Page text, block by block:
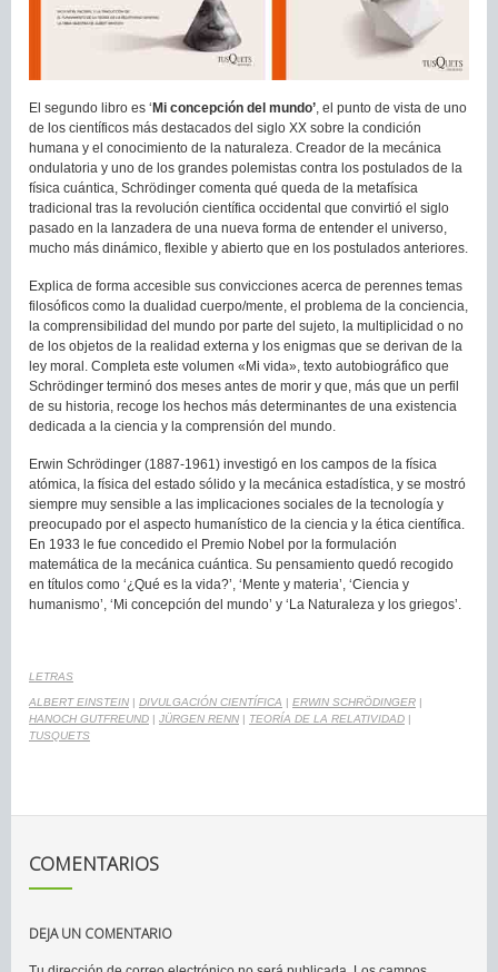
El segundo libro es ‘Mi concepción del mundo’ , el punto de vista de uno
de los científicos más destacados del siglo XX sobre la condición
humana y el conocimiento de la naturaleza. Creador de la mecánica
ondulatoria y uno de los grandes polemistas contra los postulados de la
física cuántica, Schrödinger comenta qué queda de la metafísica
tradicional tras la revolución científica occidental que convirtió el siglo
pasado en la lanzadera de una nueva forma de entender el universo,
mucho más dinámico, flexible y abierto que en los postulados anteriores.
Explica de forma accesible sus convicciones acerca de perennes temas
filosóficos como la dualidad cuerpo/mente, el problema de la conciencia,
la comprensibilidad del mundo por parte del sujeto, la multiplicidad o no
de los objetos de la realidad externa y los enigmas que se derivan de la
ley moral. Completa este volumen «Mi vida», texto autobiográfico que
Schrödinger terminó dos meses antes de morir y que, más que un perfil
de su historia, recoge los hechos más determinantes de una existencia
dedicada a la ciencia y la comprensión del mundo.
Erwin Schrödinger (1887-1961) investigó en los campos de la física
atómica, la física del estado sólido y la mecánica estadística, y se mostró
siempre muy sensible a las implicaciones sociales de la tecnología y
preocupado por el aspecto humanístico de la ciencia y la ética científica.
En 1933 le fue concedido el Premio Nobel por la formulación
matemática de la mecánica cuántica. Su pensamiento quedó recogido
en títulos como ‘¿Qué es la vida?’, ‘Mente y materia’, ‘Ciencia y
humanismo’, ‘Mi concepción del mundo’ y ‘La Naturaleza y los griegos’.
LETRAS
ALBERT EINSTEIN | DIVULGACIÓN CIENTÍFICA | ERWIN SCHRÖDINGER |
HANOCH GUTFREUND | JÜRGEN RENN | TEORÍA DE LA RELATIVIDAD |
TUSQUETS
COMENTARIOS
DEJA UN COMENTARIO